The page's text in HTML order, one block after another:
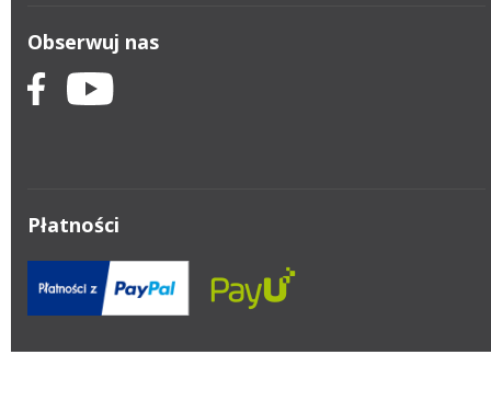
Obserwuj nas
Płatności